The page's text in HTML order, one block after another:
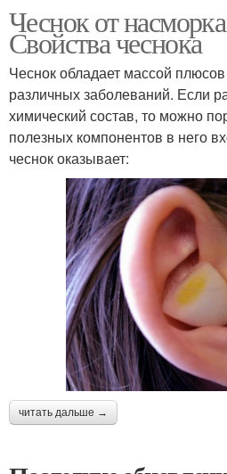
Чеснок от
Свойства чеснока
Чеснок обладает массой
различных заболеваний. Если
химический состав, то можно
полезных компонентов в него
чеснок оказывает:
читать дальше →